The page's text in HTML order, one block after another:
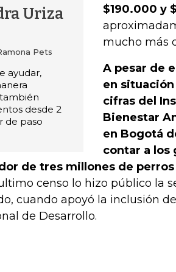
Uriza
Pets
ayudar,
desde 2
de paso
$190.000 y
mucho más
A pesar de
en
cifras del
Bienestar
en Bogotá
contar a los
de tres millones de
censo lo hizo público la
cuando apoyó la inclusión
de Desarrollo.